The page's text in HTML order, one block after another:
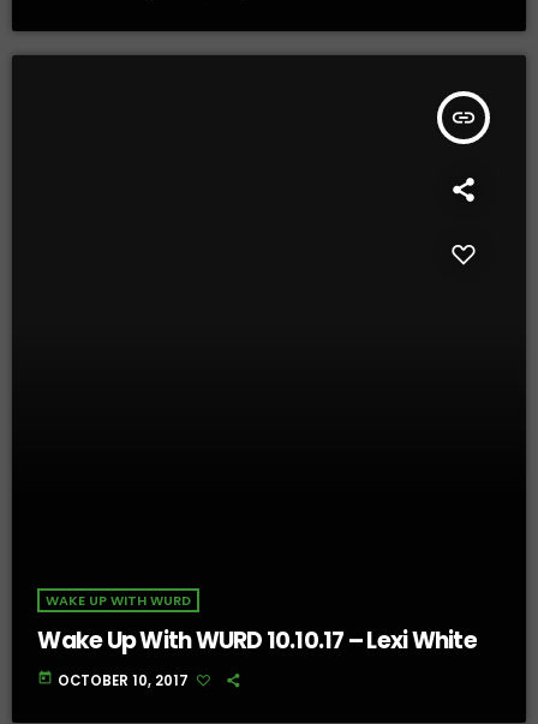
insert_link
WAKE UP WITH WURD
Wake Up With WURD 10.10.17 – Lexi White
today OCTOBER 10, 2017